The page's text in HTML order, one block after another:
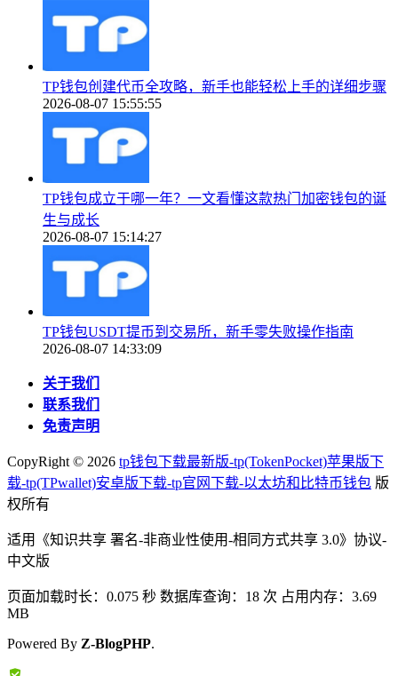
TP钱包创建代币全攻略，新手也能轻松上手的详细步骤
2026-08-07 15:55:55
TP钱包成立于哪一年？一文看懂这款热门加密钱包的诞
生与成长
2026-08-07 15:14:27
TP钱包USDT提币到交易所，新手零失败操作指南
2026-08-07 14:33:09
关于我们
联系我们
免责声明
CopyRight © 2026 tp钱包下载最新版-tp(TokenPocket)苹果版下
载-tp(TPwallet)安卓版下载-tp官网下载-以太坊和比特币钱包 版
权所有
适用《知识共享 署名-非商业性使用-相同方式共享 3.0》协议-
中文版
页面加载时长：0.075 秒 数据库查询：18 次 占用内存：3.69
MB
Powered By Z-BlogPHP.